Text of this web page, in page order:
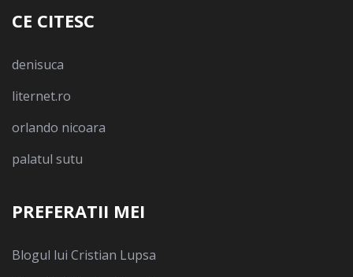
CE CITESC
denisuca
liternet.ro
orlando nicoara
palatul sutu
PREFERATII MEI
Blogul lui Cristian Lupsa